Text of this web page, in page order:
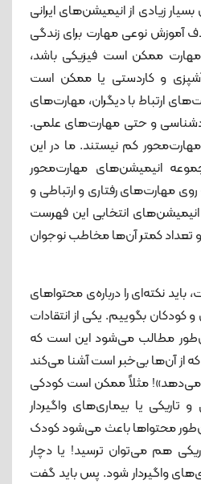
زیادی از انیمیشن‌های ایرانی
آموزش نوعی مهارت برای زندگی
ممکن است فیزیکی باشد،
و کاردستی یا ممکن است
ارتباط با دیگران، مهارت‌های
و حتی مهارت‌های علمی.
کم نیستند. ما در این
انیمیشن‌های مهارت‌محور
مهارت‌های رفتاری و ارتباطی و
انیمیشن‌های انتخابی این فهرست
کمتر آن‌ها مخاطب نوجوان
باید نکته‌ای را درباره‌ی محتواهای
کودکان بگوییم. یکی از انتقادات
مطالب می‌شود این است که
از آن‌ها بی‌خبر است آشنا می‌کند
می‌دهد»! مثلاً ممکن است کودکی
تاریکی یا بیماری‌های واگیردار
محتواها باعث می‌شود کودک
هم می‌توان ترسید! یا دچار
واگیردار شود. پس باید گفت